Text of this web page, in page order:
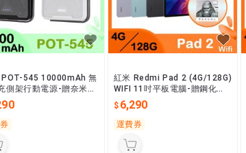
545 10000mAh 無
側架行動電源-贈奈米噴
紅米 Redmi Pad 2 (4G/128G)
WIFI 11吋平板電腦-贈鋼化保
貼6,290
運費券